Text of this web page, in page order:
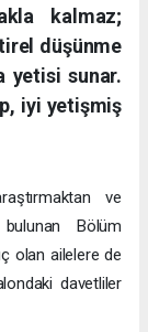
kalmaz;
düşünme
yetisi sunar.
iyi yetişmiş
ve
Bölüm
olan ailelere de
davetliler